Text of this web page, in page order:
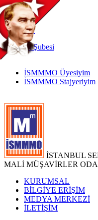
TR
|
EN
İnternetŞubesi
İSMMMO Üyesiyim
İSMMMO Stajyeriyim
İSTANBUL
MALİ MÜŞAVİRLER
KURUMSAL
BİLGİYE ERİŞİM
MEDYA MERKEZİ
İLETİŞİM